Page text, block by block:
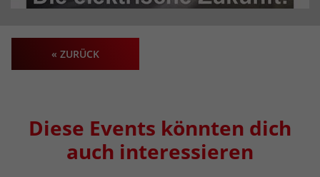
« ZURÜCK
Diese Events könnten dich
auch interessieren